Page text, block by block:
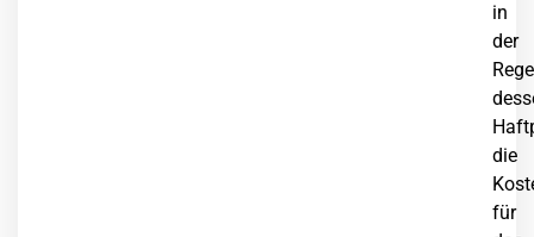
in
der
die
für